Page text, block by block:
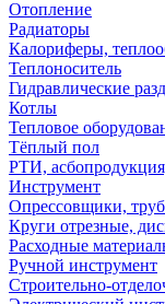
Отопление
Радиаторы
Калориферы,
Теплоноситель
Гидравлические
Котлы
Тепловое
Тёплый пол
РТИ,
Инструмент
Опрессовщики,
Круги отрезные,
Расходные
Ручной инструмент
Строительно-